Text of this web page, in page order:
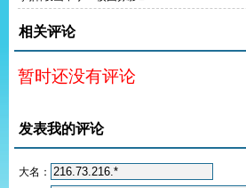
相关评论
暂时还没有评论
发表我的评论
大名：